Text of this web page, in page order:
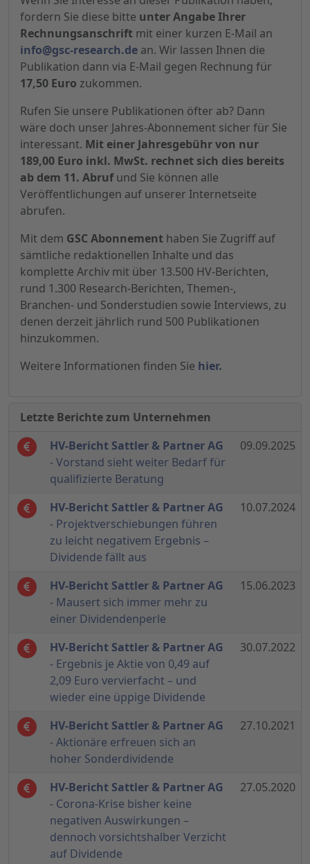
fordern Sie diese bitte unter Angabe Ihrer
Rechnungsanschrift mit einer kurzen E-Mail an
info@gsc-research.de an. Wir lassen Ihnen die
Publikation dann via E-Mail gegen Rechnung für
17,50 Euro zukommen.
Rufen Sie unsere Publikationen öfter ab? Dann
wäre doch unser Jahres-Abonnement sicher für Sie
interessant. Mit einer Jahresgebühr von nur
189,00 Euro inkl. MwSt. rechnet sich dies bereits
ab dem 11. Abrufund Sie können alle
Veröffentlichungen auf unserer Internetseite
abrufen.
Mit dem GSC Abonnement haben Sie Zugriff auf
sämtliche redaktionellen Inhalte und das
komplette Archiv mit über 13.500 HV-Berichten,
rund 1.300 Research-Berichten, Themen-,
Branchen- und Sonderstudien sowie Interviews, zu
denen derzeit jährlich rund 500 Publikationen
hinzukommen.
Weitere Informationen finden Sie hier.
Letzte Berichte zum Unternehmen
HV-Bericht Sattler & Partner AG
- Vorstand sieht weiter Bedarf für
qualifizierte Beratung
09.09.2025
HV-Bericht Sattler & Partner AG
- Projektverschiebungen führen
zu leicht negativem Ergebnis –
Dividende fällt aus
10.07.2024
HV-Bericht Sattler & Partner AG
- Mausert sich immer mehr zu
einer Dividendenperle
15.06.2023
HV-Bericht Sattler & Partner AG
- Ergebnis je Aktie von 0,49 auf
2,09 Euro vervierfacht – und
wieder eine üppige Dividende
30.07.2022
HV-Bericht Sattler & Partner AG
- Aktionäre erfreuen sich an
hoher Sonderdividende
27.10.2021
HV-Bericht Sattler & Partner AG
- Corona-Krise bisher keine
negativen Auswirkungen –
dennoch vorsichtshalber Verzicht
auf Dividende
27.05.2020